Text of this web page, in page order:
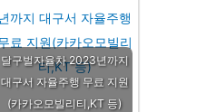
달구벌자율차 2023년까지
대구서 자율주행 무료 지원
(카카오모빌리티,KT 등)